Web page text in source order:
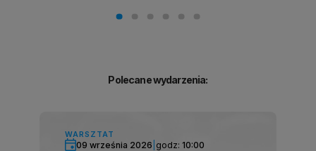
Polecane wydarzenia:
WARSZTAT
09 września 2026 godz: 10:00